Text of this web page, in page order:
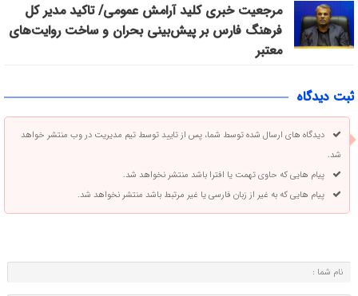
مرجعیت خبری کلید آرامش عمومی/ تاکید مدیر کل
فرهنگ فارس بر پیش‌بینی بحران و ساخت روایت‌های
معتبر
ثبت دیدگاه
دیدگاه های ارسال شده توسط شما، پس از تایید توسط تیم مدیریت در وب منتشر خواهد
شد.
پیام هایی که حاوی تهمت یا افترا باشد منتشر نخواهد شد.
پیام هایی که به غیر از زبان فارسی یا غیر مرتبط باشد منتشر نخواهد شد.